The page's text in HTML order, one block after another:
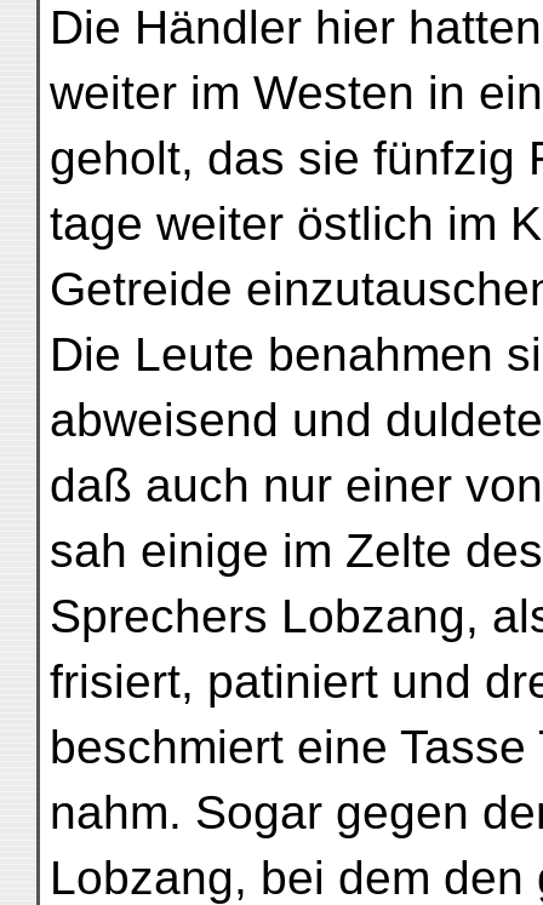
Die Händler hier hatten
weiter im Westen in
geholt, das sie fünfzig
tage weiter östlich im
Getreide
Die Leute benahmen
abweisend und
daß auch nur einer
sah einige im Zelte des
Sprechers Lobzang,
frisiert, patiniert und
beschmiert eine
nahm. Sogar gegen
Lobzang, bei dem